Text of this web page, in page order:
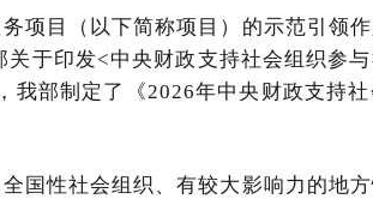
项目（以下简称项目）的示范引领
于印发<中央财政支持社会组织参
我部制定了《2026年中央财政支持
国性社会组织、有较大影响力的地